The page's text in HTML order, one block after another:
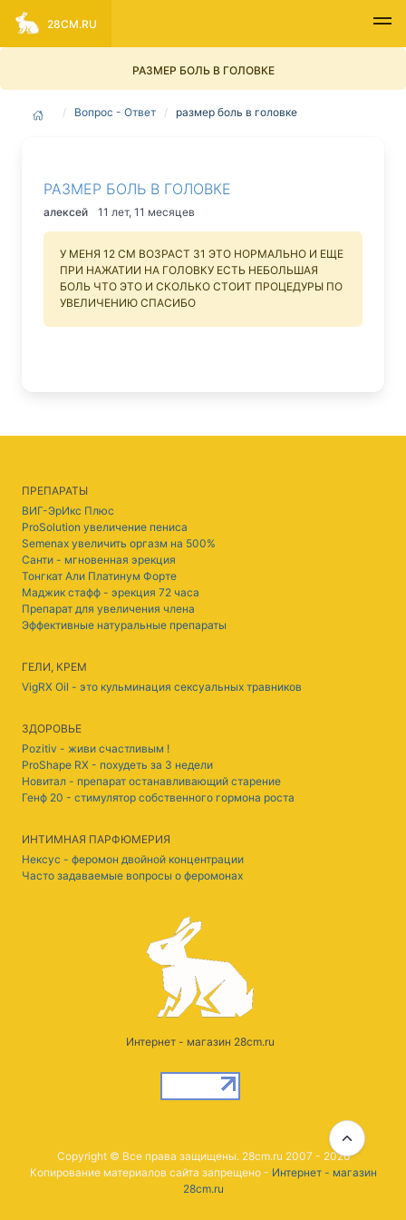
РАЗМЕР БОЛЬ В ГОЛОВКЕ
28CM.RU
Вопрос - Ответ размер боль в головке
РАЗМЕР БОЛЬ В ГОЛОВКЕ
алексей 11 лет, 11 месяцев
У МЕНЯ 12 СМ ВОЗРАСТ 31 ЭТО НОРМАЛЬНО И ЕЩЕ
ПРИ НАЖАТИИ НА ГОЛОВКУ ЕСТЬ НЕБОЛЬШАЯ
БОЛЬ ЧТО ЭТО И СКОЛЬКО СТОИТ ПРОЦЕДУРЫ ПО
УВЕЛИЧЕНИЮ СПАСИБО
ПРЕПАРАТЫ
ВИГ-ЭрИкс Плюс
ProSolution увеличение пениса
Semenax увеличить оргазм на 500%
Санти - мгновенная эрекция
Тонгкат Али Платинум Форте
Маджик стафф - эрекция 72 часа
Препарат для увеличения члена
Эффективные натуральные препараты
ГЕЛИ, КРЕМ
VigRX Oil - это кульминация сексуальных травников
ЗДОРОВЬЕ
Pozitiv - живи счастливым !
ProShape RX - похудеть за 3 недели
Новитал - препарат останавливающий старение
Генф 20 - стимулятор собственного гормона роста
ИНТИМНАЯ ПАРФЮМЕРИЯ
Нексус - феромон двойной концентрации
Часто задаваемые вопросы о феромонах
Интернет - магазин 28cm.ru
Copyright © Все права защищены. 28cm.ru 2007 - 2026
Копирование материалов сайта запрещено - Интернет - магазин
28cm.ru